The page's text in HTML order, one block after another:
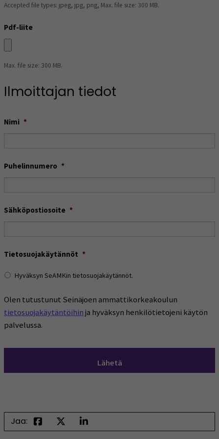
Accepted file types: jpeg, jpg, png, Max. file size: 300 MB.
Pdf-liite
Max. file size: 300 MB.
Ilmoittajan tiedot
Nimi *
Puhelinnumero *
Sähköpostiosoite *
Tietosuojakäytännöt *
Hyväksyn SeAMKin tietosuojakäytännöt.
Olen tutustunut Seinäjoen ammattikorkeakoulun
tietosuojakäytäntöihinja hyväksyn henkilötietojeni käytön
palvelussa.
Jaa: